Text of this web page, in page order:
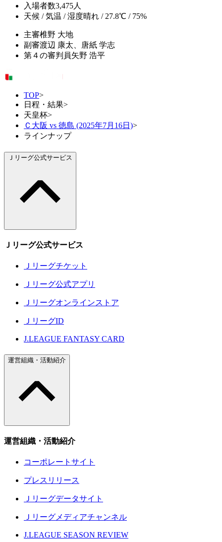
入場者数3,475人
天候 / 気温 / 湿度晴れ / 27.8℃ / 75%
主審椎野 大地
副審渡辺 康太、唐紙 学志
第４の審判員矢野 浩平
TOP>
日程・結果>
天皇杯>
Ｃ大阪 vs 徳島 (2025年7月16日)>
ラインナップ
Ｊリーグ公式サービス
Ｊリーグ公式サービス
Ｊリーグチケット
Ｊリーグ公式アプリ
Ｊリーグオンラインストア
ＪリーグID
J.LEAGUE FANTASY CARD
運営組織・活動紹介
運営組織・活動紹介
コーポレートサイト
プレスリリース
Ｊリーグデータサイト
Ｊリーグメディアチャンネル
J.LEAGUE SEASON REVIEW